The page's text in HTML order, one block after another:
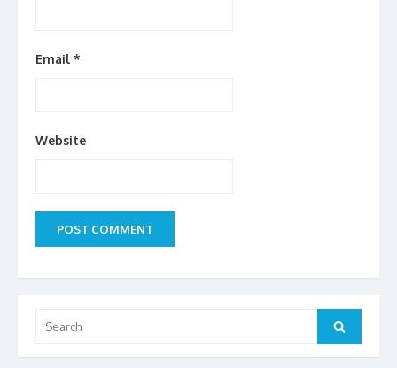
Email *
Website
for:
Search